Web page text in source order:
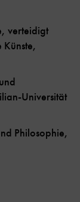
verteidigt
Universität
Philosophie,